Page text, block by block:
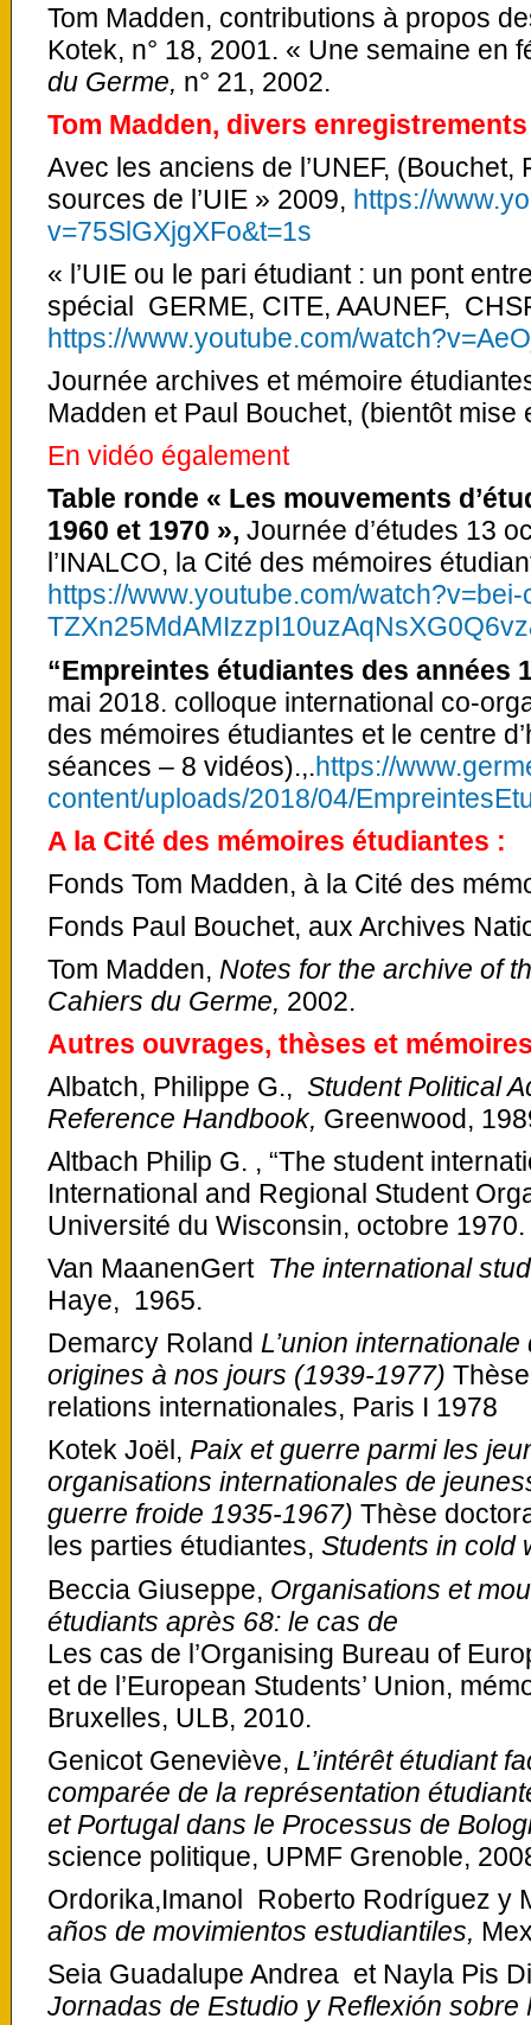
Tom Madden, contributions à propos
Kotek, n° 18, 2001. « Une semaine en
du Germe, n° 21, 2002.
Tom Madden, divers
Avec les anciens de l’UNEF,
sources de l’UIE » 2009, https://
v=75SlGXjgXFo&t=1s
« l’UIE ou le pari étudiant : un pont
spécial GERME, CITE, AAUNEF,
https://www.youtube.com/
Journée archives et mémoire
Madden et Paul Bouchet, (bientôt mise
En vidéo également
Table ronde « Les mouvements
1960 et 1970 », Journée d’études 13
l’INALCO, la Cité des mémoires
https://www.youtube.com/
“Empreintes étudiantes des années
mai 2018. colloque international co-
des mémoires étudiantes et le centre
séances – 8 vidéos).,.https://
content/uploads/2018/04/
A la Cité des mémoires étudiantes :
Fonds Tom Madden, à la Cité des
Fonds Paul Bouchet, aux Archives
Tom Madden, Notes for the archive of
Cahiers du Germe, 2002.
Autres ouvrages, thèses et
Albatch, Philippe G., Student Political
Reference Handbook, Greenwood,
Altbach Philip G. , “The student
International and Regional Student
Université du Wisconsin, octobre 1970.
Van MaanenGert The international
Haye, 1965.
Demarcy Roland L’union
origines à nos jours (1939-1977)
relations internationales, Paris I 1978
Kotek Joël, Paix et guerre parmi les
organisations internationales de
guerre froide 1935-1967) Thèse
les parties étudiantes, Students in cold
Beccia Giuseppe, Organisations et
étudiants après 68: le cas de
Les cas de l’Organising Bureau of
et de l’European Students’ Union,
Bruxelles, ULB, 2010.
Genicot Geneviève, L’intérêt étudiant
comparée de la représentation
et Portugal dans le Processus de
science politique, UPMF Grenoble,
Ordorika,Imanol Roberto Rodríguez y
años de movimientos estudiantiles,
Seia Guadalupe Andrea et Nayla Pis
Jornadas de Estudio y Reflexión sobre